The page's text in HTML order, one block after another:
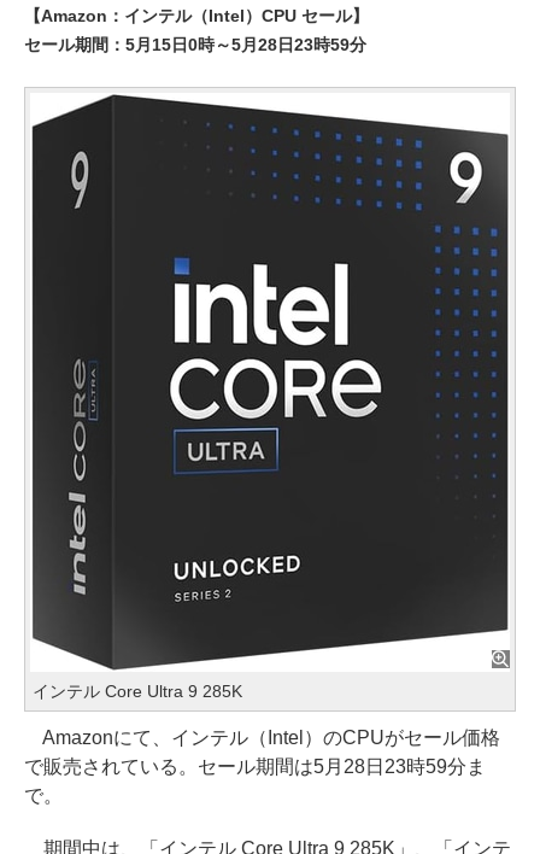
【Amazon：インテル（Intel）CPU セール】
セール期間：5月15日0時～5月28日23時59分
インテル Core Ultra 9 285K
Amazonにて、インテル（Intel）のCPUがセール価格
で販売されている。セール期間は5月28日23時59分ま
で。
期間中は、「インテル Core Ultra 9 285K」、「インテ